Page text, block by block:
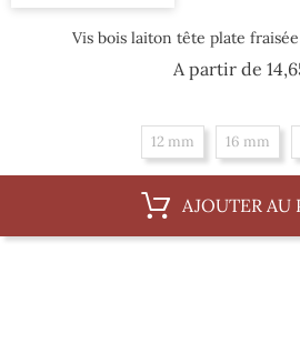
Vis bois laiton tête plate
A partir de
12 mm 16 mm
AJOUTER AU